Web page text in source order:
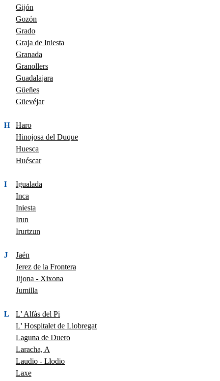
Gijón
Gozón
Grado
Graja de Iniesta
Granada
Granollers
Guadalajara
Güeñes
Güevéjar
H
Haro
Hinojosa del Duque
Huesca
Huéscar
I
Igualada
Inca
Iniesta
Irun
Irurtzun
J
Jaén
Jerez de la Frontera
Jijona - Xixona
Jumilla
L
L' Alfàs del Pi
L' Hospitalet de Llobregat
Laguna de Duero
Laracha, A
Laudio - Llodio
Laxe